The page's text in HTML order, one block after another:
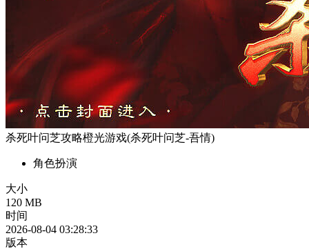
杀死叶问芝攻略橙光游戏(杀死叶问芝-吾情)
角色扮演
大小
120 MB
时间
2026-08-04 03:28:33
版本